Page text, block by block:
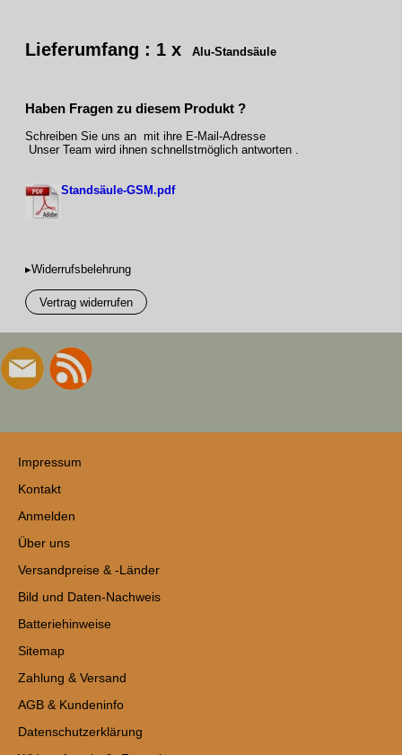
Lieferumfang : 1 x Alu-Standsäule
Haben Fragen zu diesem Produkt ?
Schreiben Sie uns an mit ihre E-Mail-Adresse
Unser Team wird ihnen schnellstmöglich antworten .
Standsäule-GSM.pdf
▸Widerrufsbelehrung
Vertrag widerrufen
Impressum
Kontakt
Anmelden
Über uns
Versandpreise & -Länder
Bild und Daten-Nachweis
Batteriehinweise
Sitemap
Zahlung & Versand
AGB & Kundeninfo
Datenschutzerklärung